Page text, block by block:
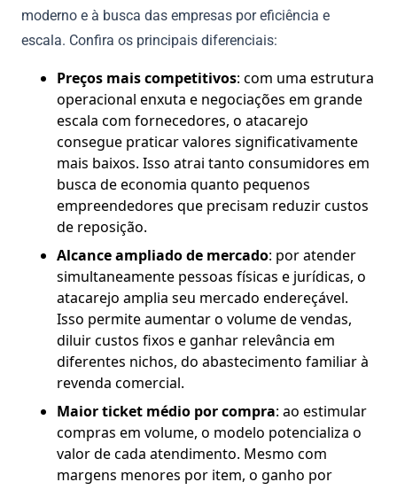
moderno e à busca das empresas por eficiência e
escala. Confira os principais diferenciais:
Preços mais competitivos: com uma estrutura
operacional enxuta e negociações em grande
escala com fornecedores, o atacarejo
consegue praticar valores significativamente
mais baixos. Isso atrai tanto consumidores em
busca de economia quanto pequenos
empreendedores que precisam reduzir custos
de reposição.
Alcance ampliado de mercado: por atender
simultaneamente pessoas físicas e jurídicas, o
atacarejo amplia seu mercado endereçável.
Isso permite aumentar o volume de vendas,
diluir custos fixos e ganhar relevância em
diferentes nichos, do abastecimento familiar à
revenda comercial.
Maior ticket médio por compra: ao estimular
compras em volume, o modelo potencializa o
valor de cada atendimento. Mesmo com
margens menores por item, o ganho por